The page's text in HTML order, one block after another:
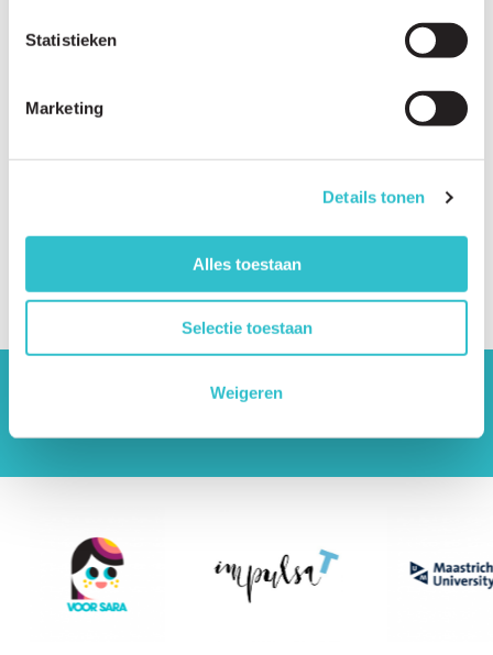
Statistieken
Marketing
Details tonen
Alles toestaan
Selectie toestaan
Weigeren
Can I contribute to the website?
Is the website available in multiple languages?
How can I receive updates?
The driving forces behind Lama2.com